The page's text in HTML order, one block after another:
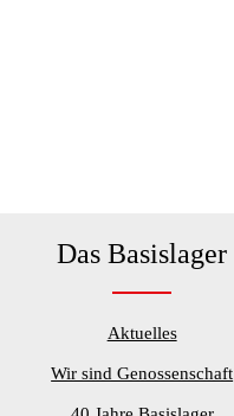
Das Basislager
Aktuelles
Wir sind Genossenschaft